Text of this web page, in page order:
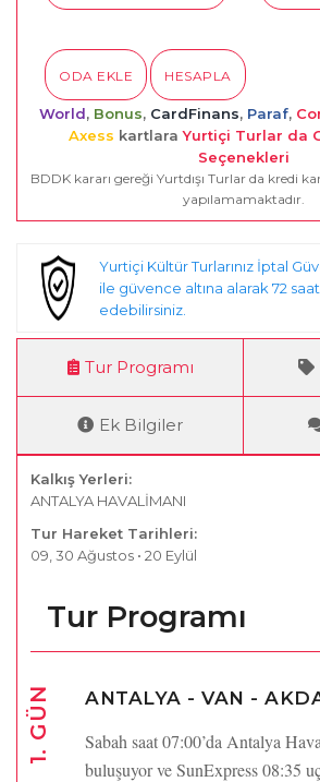
ODA EKLE HESAPLA
World, Bonus, CardFinans, Paraf,
Axess kartlara Yurtiçi Turlar da
Seçenekleri
BDDK kararı gereği Yurtdışı Turlar da kredi
yapılamamaktadır.
Yurtiçi Kültür Turlarınız İptal
ile güvence altına alarak 72
edebilirsiniz.
Tur Programı
Ek Bilgiler
Kalkış Yerleri:
ANTALYA HAVALİMANI
Tur Hareket Tarihleri:
09, 30 Ağustos • 20 Eylül
Tur Programı
1. GÜN ANTALYA - VAN -
Sabah saat 07:00’da Antalya
buluşuyor ve SunExpress 08:35